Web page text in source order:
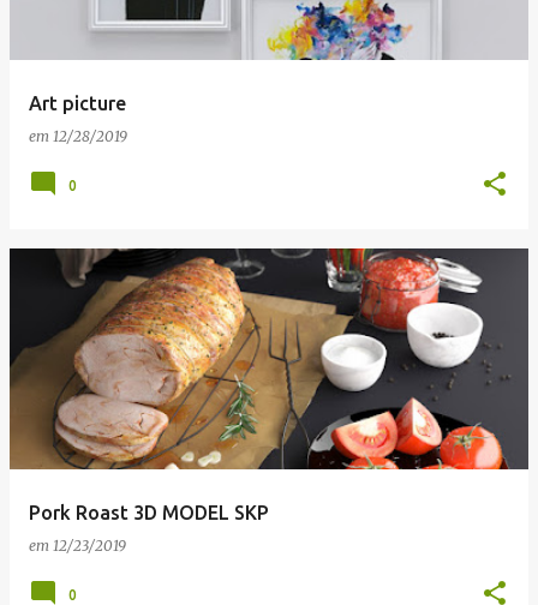
Art picture
em 12/28/2019
0
Pork Roast 3D MODEL SKP
em 12/23/2019
0